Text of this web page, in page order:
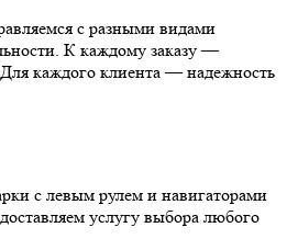
с разными видами
К каждому заказу —
каждого клиента — надежность
с левым рулем и навигаторами
услугу выбора любого